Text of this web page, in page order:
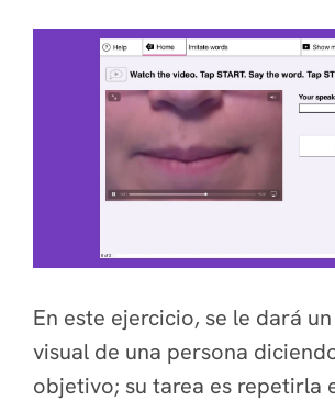
En este ejercicio, se le dará
visual de una persona
objetivo; su tarea es repetirla